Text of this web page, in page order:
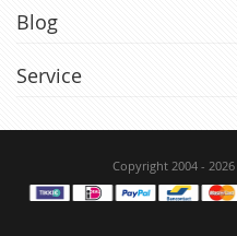
Blog
Service
Copyright 2004 - 2026